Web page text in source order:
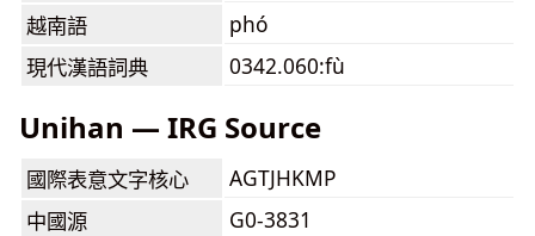
越南語
phó
現代漢語詞典
0342.060:fù
Unihan — IRG Source
國際表意文字核心
AGTJHKMP
中國源
G0-3831